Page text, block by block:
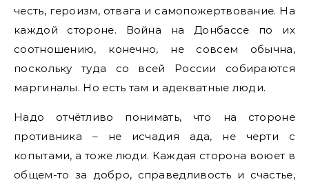
честь, героизм, отвага и самопожертвование. На
каждой стороне. Война на Донбассе по их
соотношению, конечно, не совсем обычна,
поскольку туда со всей России собираются
маргиналы. Но есть там и адекватные люди.
Надо отчётливо понимать, что на стороне
противника – не исчадия ада, не черти с
копытами, а тоже люди. Каждая сторона воюет в
общем-то за добро, справедливость и счастье,